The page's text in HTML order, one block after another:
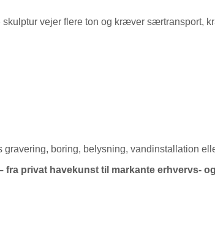
vejer flere ton og kræver særtransport,
boring, belysning, vandinstallation
privat havekunst til markante erhvervs-